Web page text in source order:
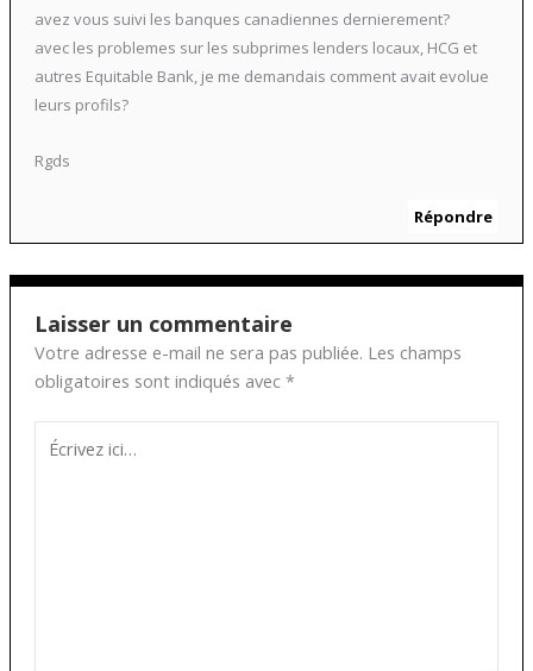
avez vous suivi les banques canadiennes dernierement?
avec les problemes sur les subprimes lenders locaux, HCG et
autres Equitable Bank, je me demandais comment avait evolue
leurs profils?
Rgds
Répondre
Laisser un commentaire
Votre adresse e-mail ne sera pas publiée. Les champs
obligatoires sont indiqués avec *
Écrivez
ici…